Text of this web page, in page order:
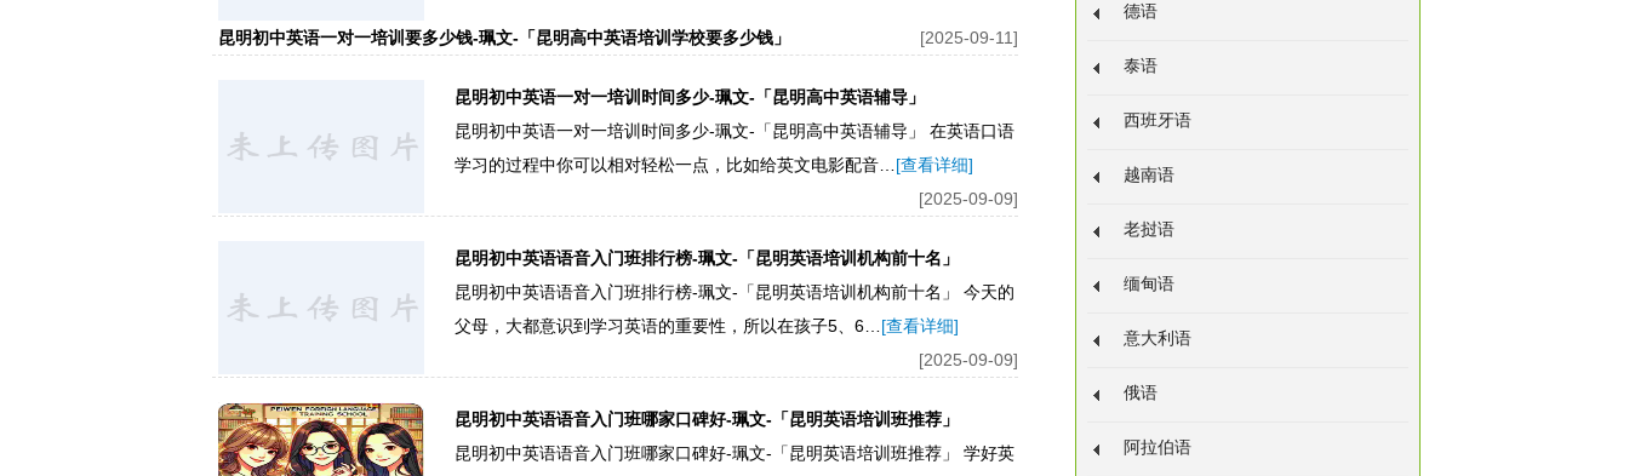
昆明初中英语一对一培训要多少钱-珮文-「昆明高中英语培训学校要多少钱」 [2025-09-11]
昆明初中英语一对一培训时间多少-珮文-「昆明高中英语辅导」
昆明初中英语一对一培训时间多少-珮文-「昆明高中英语辅导」 在英语口语
学习的过程中你可以相对轻松一点，比如给英文电影配音… [查看详细]
[2025-09-09]
昆明初中英语语音入门班排行榜-珮文-「昆明英语培训机构前十名」
昆明初中英语语音入门班排行榜-珮文-「昆明英语培训机构前十名」 今天的
父母，大都意识到学习英语的重要性，所以在孩子5、6… [查看详细]
[2025-09-09]
昆明初中英语语音入门班哪家口碑好-珮文-「昆明英语培训班推荐」
昆明初中英语语音入门班哪家口碑好-珮文-「昆明英语培训班推荐」 学好英
德语
泰语
西班牙语
越南语
老挝语
缅甸语
意大利语
俄语
阿拉伯语